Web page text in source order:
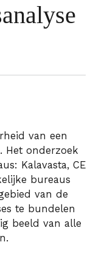
van een
Het onderzoek
Kalavasta, CE
bureaus
van de
te bundelen
beeld van alle